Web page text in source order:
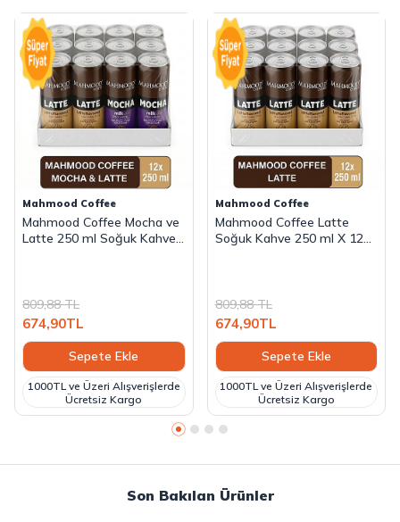
Mahmood Coffee
Mahmood Coffee Mocha ve
Latte 250 ml Soğuk Kahve
809,88TL
674,90TL
Sepete Ekle
1000TL ve Üzeri Alışverişlerde
Ücretsiz Kargo
Mahmood Coffee
Mahmood Coffee Latte
Soğuk Kahve 250 ml X 12
809,88TL
674,90TL
Sepete Ekle
1000TL ve Üzeri Alışverişlerde
Ücretsiz Kargo
Son Bakılan Ürünler